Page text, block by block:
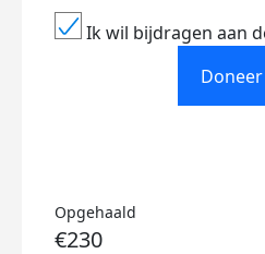
Ik wil bijdragen aan
Opgehaald
€230